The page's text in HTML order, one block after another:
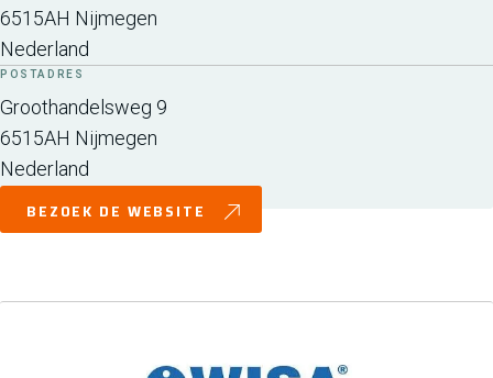
6515AH Nijmegen
Nederland
POSTADRES
Groothandelsweg 9
6515AH Nijmegen
Nederland
BEZOEK DE WEBSITE